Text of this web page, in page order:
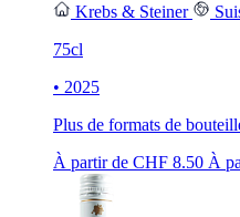
Krebs & Steiner
75cl
• 2025
Plus de formats de
À partir de CHF 8.50 À